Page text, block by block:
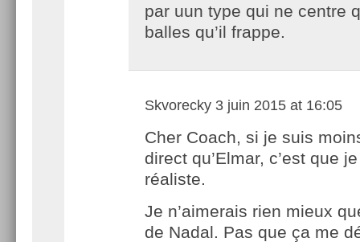
par uun type qui ne centre
balles qu’il frappe.
Skvorecky 3 juin 2015 at 16:05
Cher Coach, si je suis
direct qu’Elmar, c’est que
réaliste.
Je n’aimerais rien mieux
de Nadal. Pas que ça me